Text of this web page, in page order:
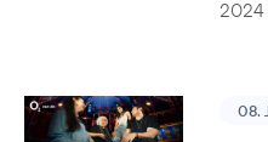
2024
08.